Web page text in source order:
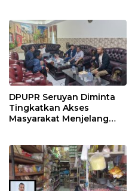
DPUPR Seruyan Diminta
Tingkatkan Akses
Masyarakat Menjelang